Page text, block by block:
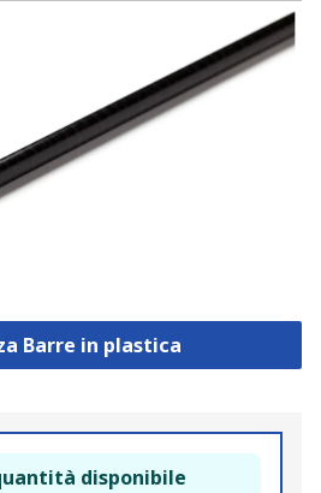
Barre in plastica
disponibile